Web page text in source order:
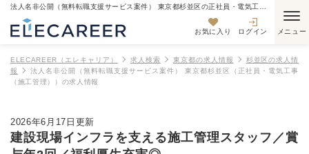
お気に入り ログイン
ELECAREER（エレキャリア） 求人検索 東京都の求人情報
杉並区の求人情
報
法人名非公開（無料転職支援サービス案件） 東京都杉並区（正社員・電気工事
（施工管理））の求人情報
2026年6月17日更新
建設現場インフラを支える施工管理スタッフ／賞